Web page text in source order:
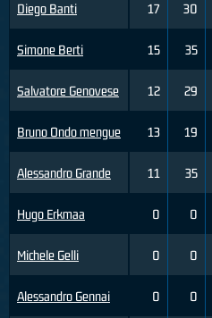
Diego Banti
Simone Berti
Salvatore Genovese
Bruno Ondo mengue
Alessandro Grande
Hugo Erkmaa
Michele Gelli
Alessandro Gennai
17 30
15 35
12 29
13 19
11 35
0 0
0 0
0 0